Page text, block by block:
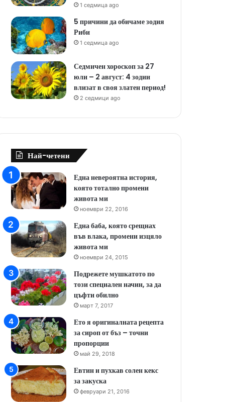
1 седмица ago
5 причини да обичаме зодия
Риби
1 седмица ago
Седмичен хороскоп за 27
юли – 2 август: 4 зодии
влизат в своя златен период!
2 седмици ago
Най-четени
Една невероятна история,
която тотално промени
живота ми
ноември 22, 2016
Една баба, която срещнах
във влака, промени изцяло
живота ми
ноември 24, 2015
Подрежете мушкатото по
този специален начин, за да
цъфти обилно
март 7, 2017
Ето я оригиналната рецепта
за сироп от бъз – точни
пропорции
май 29, 2018
Евтин и пухкав солен кекс
за закуска
февруари 21, 2016